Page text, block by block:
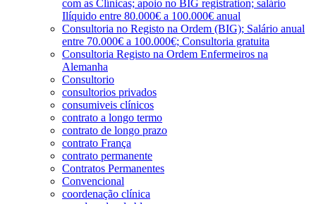
com as Clínicas; apoio no BIG registration; salário
Ilíquido entre 80.000€ a 100.000€ anual
Consultoria no Registo na Ordem (BIG); Salário anual
entre 70.000€ a 100.000€; Consultoria gratuita
Consultoria Registo na Ordem Enfermeiros na
Alemanha
Consultorio
consultorios privados
consumiveis clínicos
contrato a longo termo
contrato de longo prazo
contrato França
contrato permanente
Contratos Permanentes
Convencional
coordenação clínica